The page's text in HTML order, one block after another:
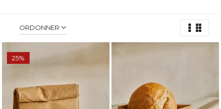
ORDONNER
25%